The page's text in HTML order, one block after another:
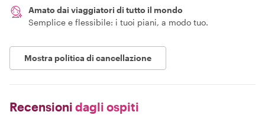
Amato dai viaggiatori di tutto il mondo
Semplice e flessibile: i tuoi piani, a modo tuo.
Mostra politica di cancellazione
Recensioni dagli ospiti